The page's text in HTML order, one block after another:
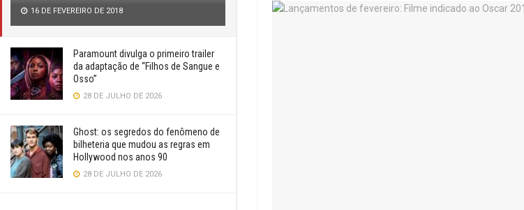
16 DE FEVEREIRO DE 2018
Paramount divulga o primeiro trailer
da adaptação de “Filhos de Sangue e
Osso”
28 DE JULHO DE 2026
Ghost: os segredos do fenômeno de
bilheteria que mudou as regras em
Hollywood nos anos 90
28 DE JULHO DE 2026